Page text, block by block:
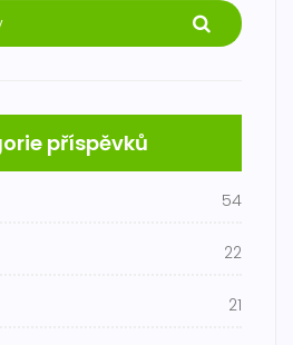
příspěvků
54
22
21